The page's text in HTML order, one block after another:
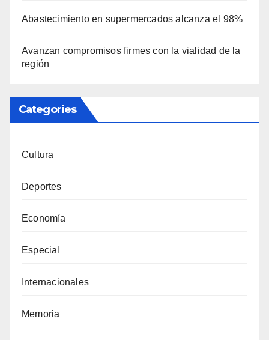
Abastecimiento en supermercados alcanza el 98%
Avanzan compromisos firmes con la vialidad de la
región
Categories
Cultura
Deportes
Economía
Especial
Internacionales
Memoria